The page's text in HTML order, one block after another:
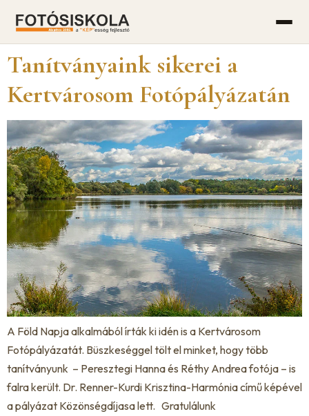
Tanítványaink sikerei a
Kertvárosom Fotópályázatán
A Föld Napja alkalmából írták ki idén is a Kertvárosom
Fotópályázatát. Büszkeséggel tölt el minket, hogy több
tanítványunk – Peresztegi Hanna és Réthy Andrea fotója – is
falra került. Dr. Renner-Kurdi Krisztina-Harmónia című képével
a pályázat Közönségdíjasa lett. Gratulálunk